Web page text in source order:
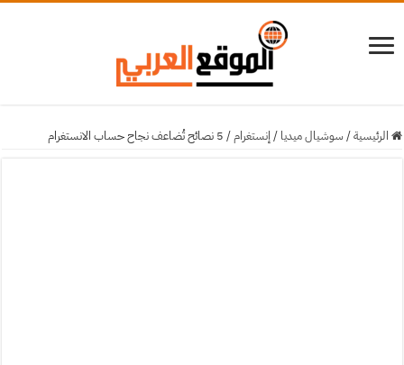
الرئيسية/ سوشيال ميديا / إنستغرام/ 5 نصائح تُضاعف نجاح حساب الانستغرام